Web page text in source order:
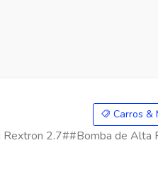
Carros &
2.7##Bomba de Alta